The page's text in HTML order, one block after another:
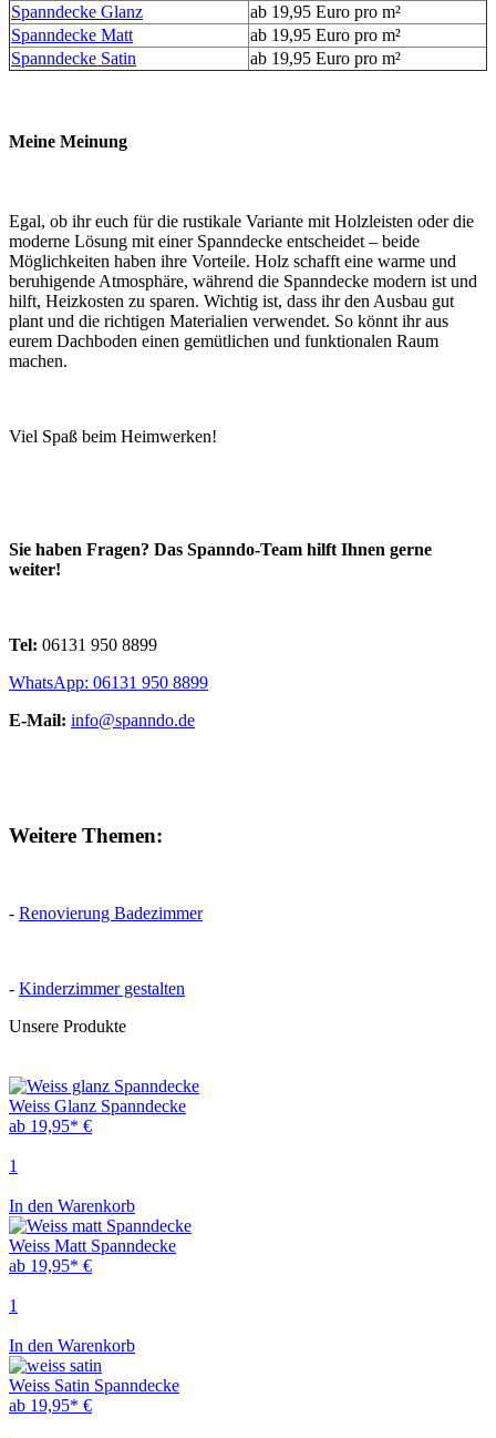
Spanndecke Glanz
ab 19,95 Euro pro m²
Spanndecke Matt
ab 19,95 Euro pro m²
Spanndecke Satin
ab 19,95 Euro pro m²
Meine Meinung
Egal, ob ihr euch für die rustikale Variante mit Holzleisten oder die
moderne Lösung mit einer Spanndecke entscheidet – beide
Möglichkeiten haben ihre Vorteile. Holz schafft eine warme und
beruhigende Atmosphäre, während die Spanndecke modern ist und
hilft, Heizkosten zu sparen. Wichtig ist, dass ihr den Ausbau gut
plant und die richtigen Materialien verwendet. So könnt ihr aus
eurem Dachboden einen gemütlichen und funktionalen Raum
machen.
Viel Spaß beim Heimwerken!
Sie haben Fragen? Das Spanndo-Team hilft Ihnen gerne
weiter!
Tel: 06131 950 8899
WhatsApp: 06131 950 8899
E-Mail: info@spanndo.de
Weitere Themen:
- Renovierung Badezimmer
- Kinderzimmer gestalten
Unsere Produkte
Weiss Glanz Spanndecke
ab 19,95* €
1
In den Warenkorb
Weiss Matt Spanndecke
ab 19,95* €
1
In den Warenkorb
Weiss Satin Spanndecke
ab 19,95* €